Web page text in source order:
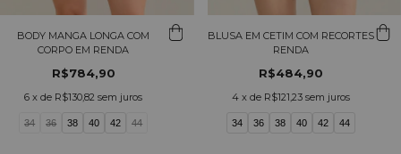
BODY MANGA LONGA COM
CORPO EM RENDA
R$784,90
6 x de R$130,82 sem juros
34 36 38 40 42 44
BLUSA EM CETIM COM RECORTES
RENDA
R$484,90
4 x de R$121,23 sem juros
34 36 38 40 42 44